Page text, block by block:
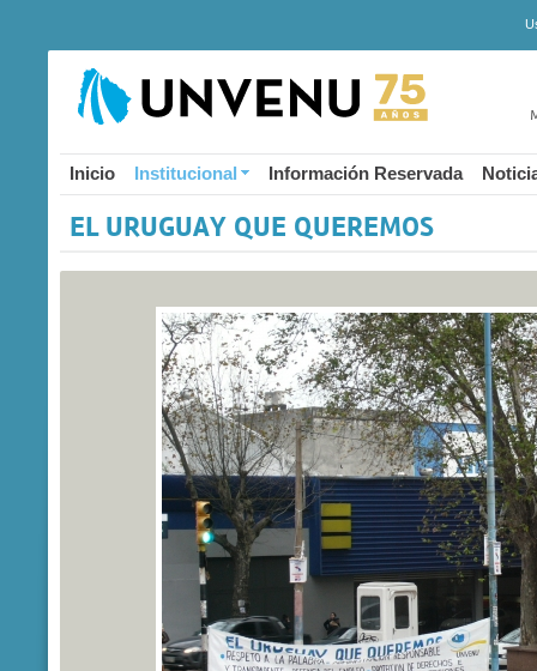
Inicio Institucional Información Reservada
EL URUGUAY QUE QUEREMOS